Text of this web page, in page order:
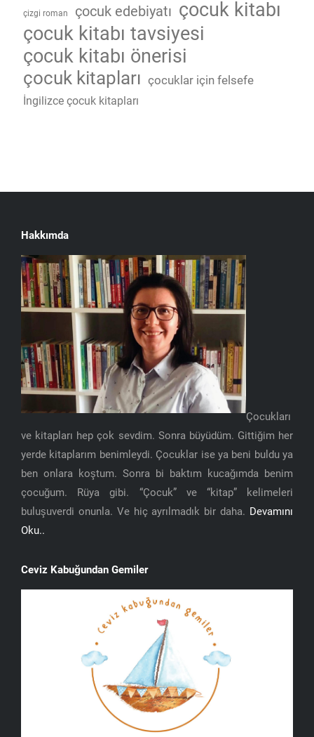
çizgi roman çocuk edebiyatı çocuk kitabı
çocuk kitabı tavsiyesi
çocuk kitabı önerisi
çocuk kitapları çocuklar için felsefe
İngilizce çocuk kitapları
Hakkımda
Çocukları
ve kitapları hep çok sevdim. Sonra büyüdüm. Gittiğim her
yerde kitaplarım benimleydi. Çocuklar ise ya beni buldu ya
ben onlara koştum. Sonra bi baktım kucağımda benim
çocuğum. Rüya gibi. “Çocuk” ve “kitap” kelimeleri
buluşuverdi onunla. Ve hiç ayrılmadık bir daha. Devamını
Oku..
Ceviz Kabuğundan Gemiler